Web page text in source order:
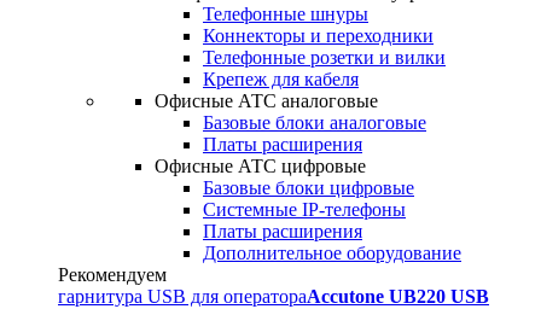
Телефонные шнуры
Коннекторы и переходники
Телефонные розетки и вилки
Крепеж для кабеля
Офисные АТС аналоговые
Базовые блоки аналоговые
Платы расширения
Офисные АТС цифровые
Базовые блоки цифровые
Системные IP-телефоны
Платы расширения
Дополнительное оборудование
Рекомендуем
гарнитура USB для оператораAccutone UB220 USB